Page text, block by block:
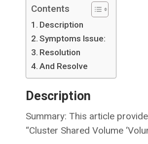
Contents
Description
Symptoms Issue:
Resolution
And Resolve
Description
Summary: This article
“Cluster Shared Volume